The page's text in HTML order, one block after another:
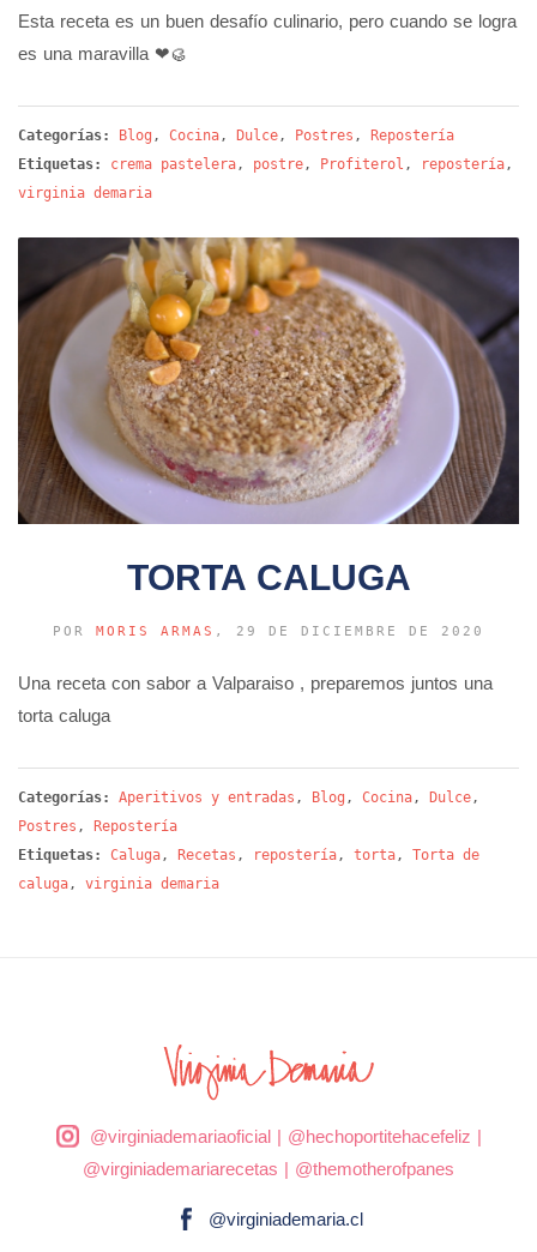
Esta receta es un buen desafío culinario, pero cuando se logra
es una maravilla ❤🥮
Categorías: Blog , Cocina, Dulce, Postres ,
Repostería
Etiquetas:
crema pastelera, postre, Profiterol , repostería,
virginia demaria
TORTA CALUGA
POR MORIS ARMAS , 29 DE DICIEMBRE DE 2020
Una receta con sabor a Valparaiso , preparemos juntos una
torta caluga
Categorías: Aperitivos y entradas , Blog , Cocina, Dulce,
Postres , Repostería
Etiquetas:
Caluga, Recetas , repostería, torta, Torta de
caluga, virginia demaria
@virginiademariaoficial| @hechoportitehacefeliz |
@virginiademariarecetas | @themotherofpanes
@virginiademaria.cl